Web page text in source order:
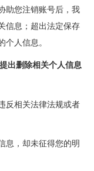
助您注销账号后，我
信息；超出法定保存
个人信息。
出删除相关个人信息
反相关法律法规或者
息，却未征得您的明